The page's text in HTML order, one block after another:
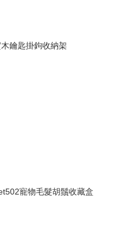
鑰匙掛鉤收納架
寵物毛髮胡鬚收藏盒